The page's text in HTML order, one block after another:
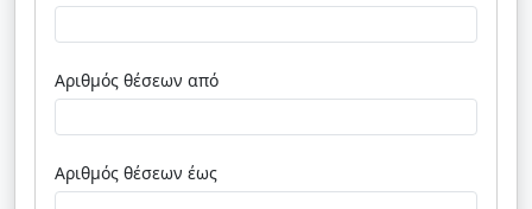
Αριθμός θέσεων από
Αριθμός θέσεων έως